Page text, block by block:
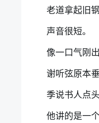
老道拿起旧
声音很短。
像一口气刚
谢听弦原本
季说书人点
他讲的是一